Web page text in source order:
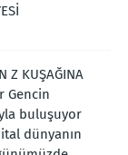
Z KUŞAĞINA
Gencin
buluşuyor
dünyanın